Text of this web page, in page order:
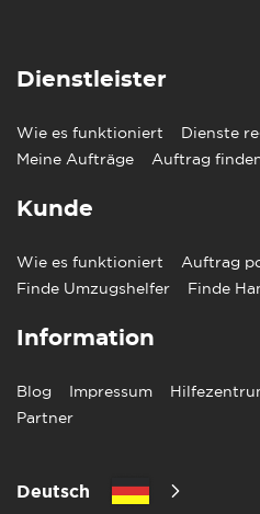
Dienstleister
Wie es funktioniert Dienste
Meine Aufträge
Auftrag
Kunde
Wie es funktioniert Auftrag
Finde Umzugshelfer
Finde
Information
Blog Impressum
Partner
Deutsch